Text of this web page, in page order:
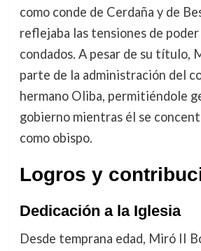
como conde de Cerdaña y de
reflejaba las tensiones de
condados. A pesar de su título,
parte de la administración del
hermano Oliba, permitiéndole
gobierno mientras él se
como obispo.
Logros y
Dedicación a la Iglesia
Desde temprana edad, Miró II